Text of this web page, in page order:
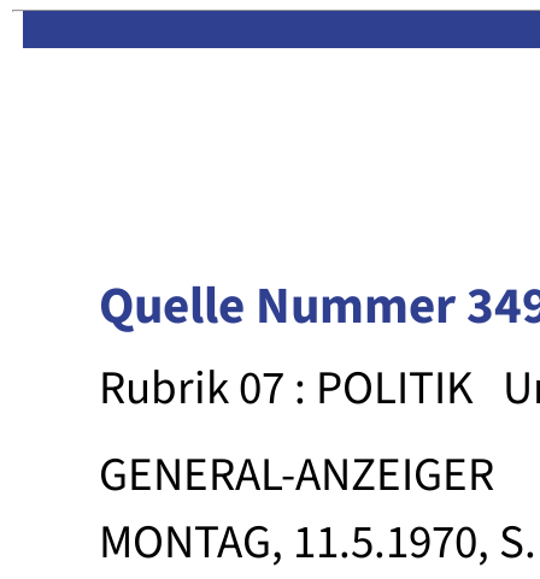
Quelle Nummer
Rubrik 07 : POLITIK
GENERAL-ANZEIGER
MONTAG, 11.5.1970,